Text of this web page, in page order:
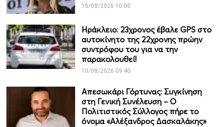
10/08/2026 10:00
Ηράκλειο: 23χρονος έβαλε GPS στο
αυτοκίνητο της 22χρονης πρώην
συντρόφου του για να την
παρακολουθεί!
10/08/2026 09:40
Απεσωκάρι Γόρτυνας: Συγκίνηση
στη Γενική Συνέλευση – Ο
Πολιτιστικός Σύλλογος πήρε το
όνομα «Αλέξανδρος Δασκαλάκης»